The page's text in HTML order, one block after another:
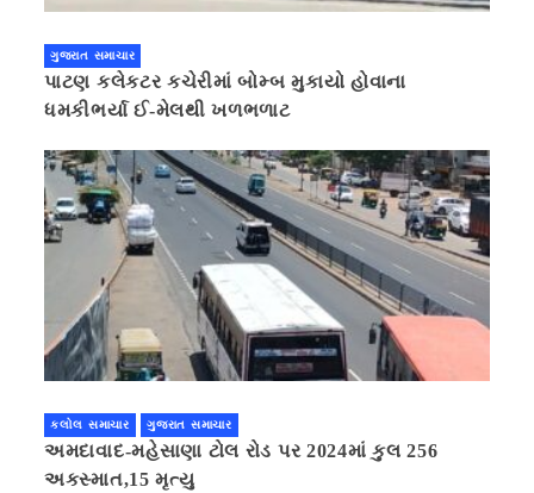
ગુજરાત સમાચાર
પાટણ કલેકટર કચેરીમાં બોમ્બ મુકાયો હોવાના
ધમકીભર્યા ઈ-મેલથી ખળભળાટ
કલોલ સમાચાર ગુજરાત સમાચાર
અમદાવાદ-મહેસાણા ટોલ રોડ પર 2024માં કુલ 256
અકસ્માત,15 મૃત્યુ